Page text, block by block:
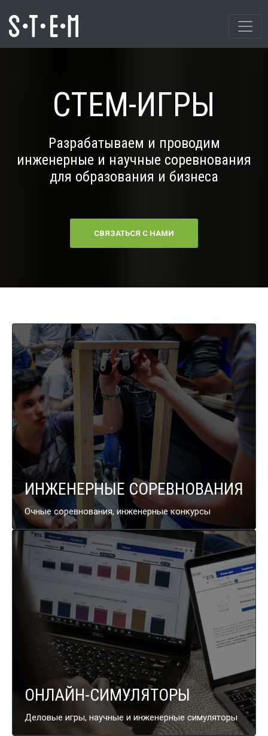
СТЕМ-ИГРЫ
Разрабатываем и проводим
инженерные и научные соревнования
для образования и бизнеса
СВЯЗАТЬСЯ С НАМИ
ИНЖЕНЕРНЫЕ СОРЕВНОВАНИЯ
Очные соревнования, инженерные конкурсы
ОНЛАЙН-СИМУЛЯТОРЫ
Деловые игры, научные и инженерные симуляторы